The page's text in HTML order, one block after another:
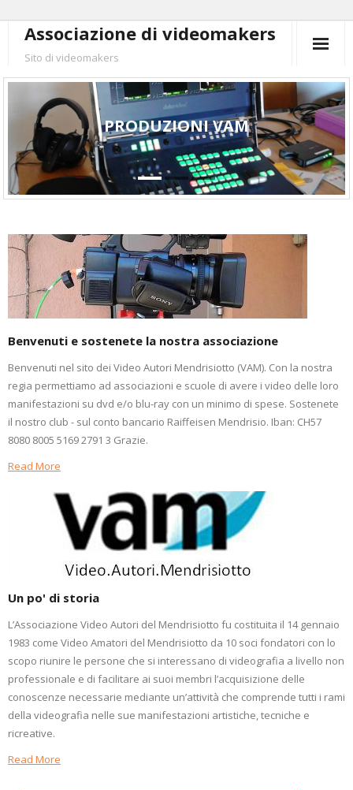
content
Associazione di videomakers
Sito di videomakers
PRODUZIONI VAM
Benvenuti e sostenete la nostra associazione
Benvenuti nel sito dei Video Autori Mendrisiotto (VAM). Con la nostra
regia permettiamo ad associazioni e scuole di avere i video delle loro
manifestazioni su dvd e/o blu-ray con un minimo di spese. Sostenete
il nostro club - sul conto bancario Raiffeisen Mendrisio. Iban: CH57
8080 8005 5169 2791 3 Grazie.
Read More
Un po' di storia
L’Associazione Video Autori del Mendrisiotto fu costituita il 14 gennaio
1983 come Video Amatori del Mendrisiotto da 10 soci fondatori con lo
scopo riunire le persone che si interessano di videografia a livello non
professionale e di facilitare ai suoi membri l’acquisizione delle
conoscenze necessarie mediante un’attività che comprende tutti i rami
della videografia nelle sue manifestazioni artistiche, tecniche e
ricreative.
Read More